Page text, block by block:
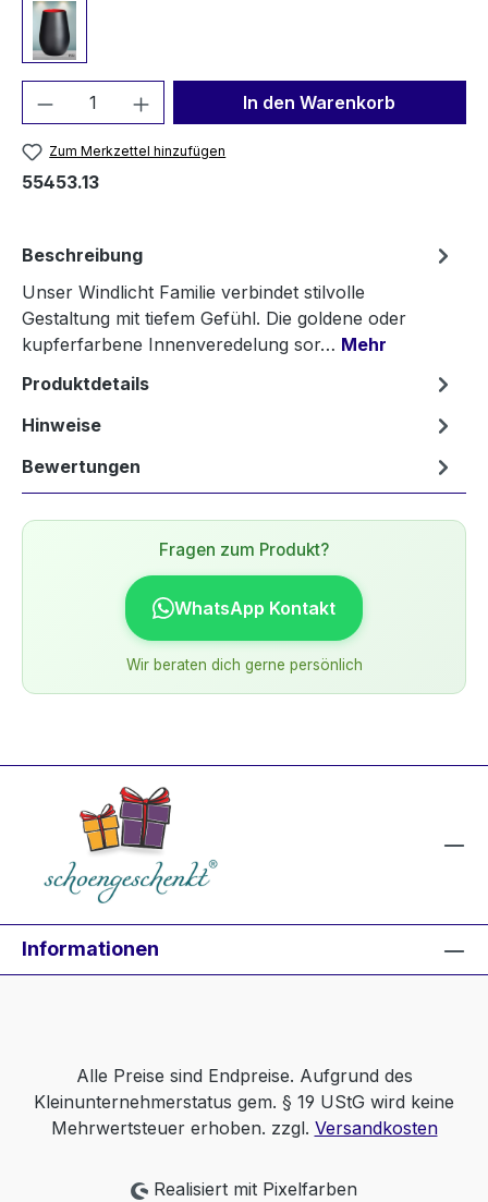
Schwarz Rot (P122)
Produkt Anzahl: Gib denIn den Warenkorb
Zum Merkzettel hinzufügen
55453.13
Beschreibung
Unser Windlicht Familie verbindet stilvolle
Gestaltung mit tiefem Gefühl. Die goldene oder
kupferfarbene Innenveredelung sor… Mehr
Produktdetails
Hinweise
Bewertungen
Fragen zum Produkt?
WhatsApp Kontakt
Wir beraten dich gerne persönlich
Informationen
Alle Preise sind Endpreise. Aufgrund des
Kleinunternehmerstatus gem. § 19 UStG wird keine
Mehrwertsteuer erhoben. zzgl. Versandkosten
Realisiert mit Pixelfarben